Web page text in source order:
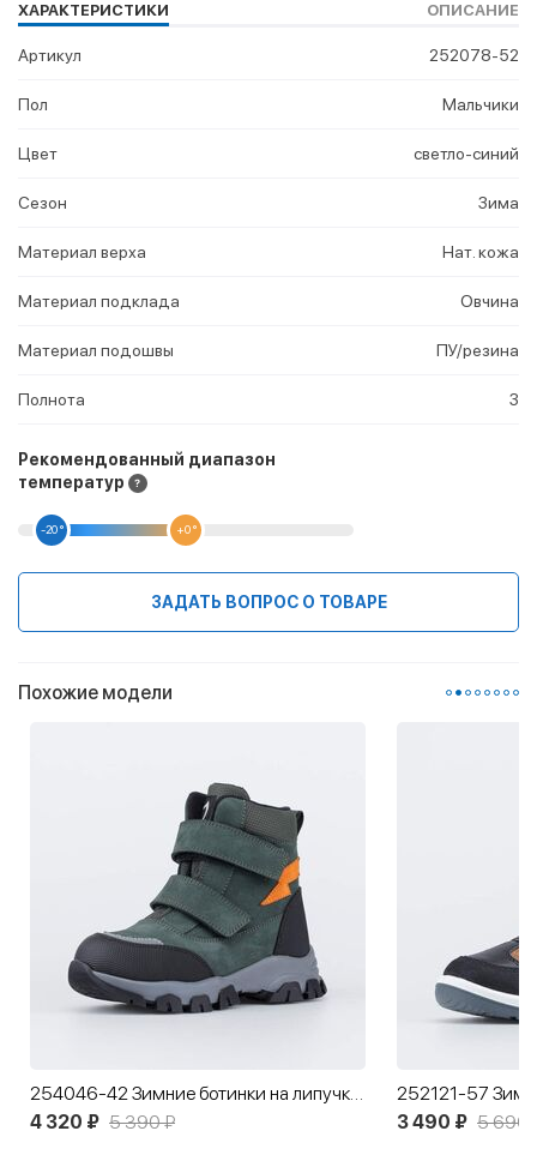
ХАРАКТЕРИСТИКИ ОПИСАНИЕ
Артикул 252078-52
Пол Мальчики
Цвет светло-синий
Сезон Зима
Материал верха Нат. кожа
Материал подклада Овчина
Материал подошвы ПУ/резина
Полнота 3
Рекомендованный диапазон
температур
-20 ° +0 °
ЗАДАТЬ ВОПРОС О ТОВАРЕ
Похожие модели
254046-42 Зимние ботинки на липучках Молния
4 320 ₽ 5 390 ₽
252121-57
3 490 ₽ 5 690